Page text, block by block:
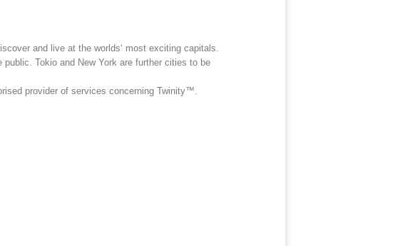
and live at the worlds‘ most exciting capitals.
Tokio and New York are further cities to be
provider of services concerning Twinity™.